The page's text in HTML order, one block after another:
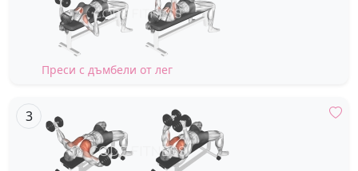
Преси с дъмбели от лег